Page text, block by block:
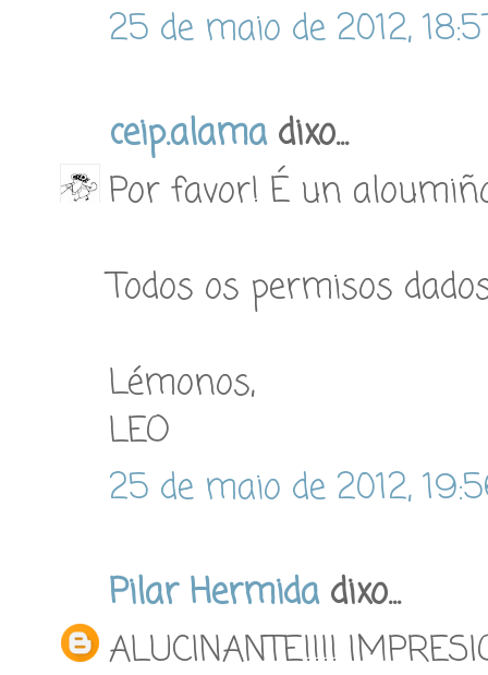
25 de maio de 2012,
ceip.alamadixo...
Por favor! É un
Todos os permisos
Lémonos,
LEO
25 de maio de 2012,
Pilar Hermidadixo...
ALUCINANTE!!!!